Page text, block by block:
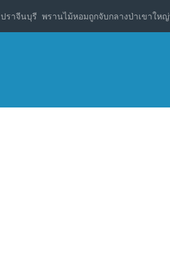
ปราจีนบุรี พรานไม้หอมถูกจับกลางป่าเขาให